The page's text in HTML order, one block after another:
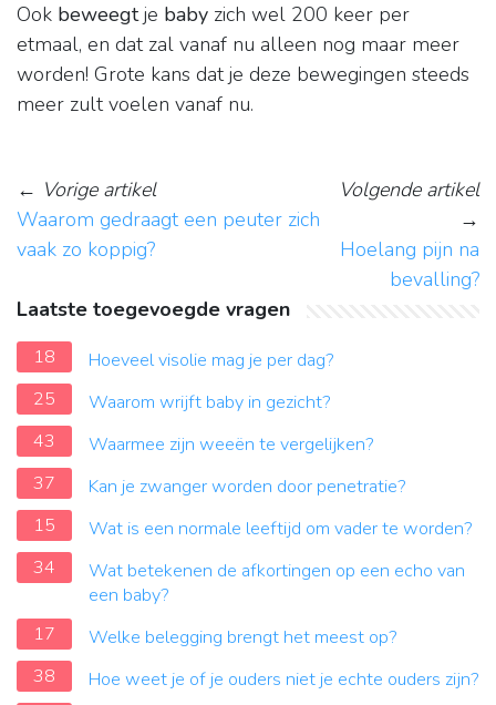
Ook beweegtje baby zich wel 200 keer per
etmaal, en dat zal vanaf nu alleen nog maar meer
worden! Grote kans dat je deze bewegingen steeds
meer zult voelen vanaf nu.
← Vorige artikel
Waarom gedraagt een peuter zich
vaak zo koppig?
Volgende artikel
→
Hoelang pijn na
bevalling?
Laatste toegevoegde vragen
18
Hoeveel visolie mag je per dag?
25
Waarom wrijft baby in gezicht?
43
Waarmee zijn weeën te vergelijken?
37
Kan je zwanger worden door penetratie?
15
Wat is een normale leeftijd om vader te worden?
34
Wat betekenen de afkortingen op een echo van
een baby?
17
Welke belegging brengt het meest op?
38
Hoe weet je of je ouders niet je echte ouders zijn?